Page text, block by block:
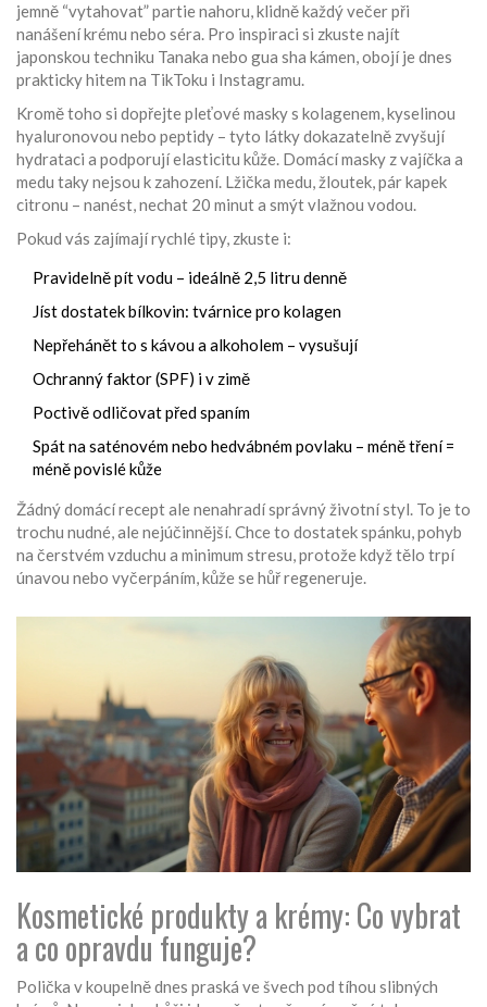
jemně “vytahovat” partie nahoru, klidně každý večer při
nanášení krému nebo séra. Pro inspiraci si zkuste najít
japonskou techniku Tanaka nebo gua sha kámen, obojí je dnes
prakticky hitem na TikToku i Instagramu.
Kromě toho si dopřejte pleťové masky s kolagenem, kyselinou
hyaluronovou nebo peptidy – tyto látky dokazatelně zvyšují
hydrataci a podporují elasticitu kůže. Domácí masky z vajíčka a
medu taky nejsou k zahození. Lžička medu, žloutek, pár kapek
citronu – nanést, nechat 20 minut a smýt vlažnou vodou.
Pokud vás zajímají rychlé tipy, zkuste i:
Pravidelně pít vodu – ideálně 2,5 litru denně
Jíst dostatek bílkovin: tvárnice pro kolagen
Nepřehánět to s kávou a alkoholem – vysušují
Ochranný faktor (SPF) i v zimě
Poctivě odličovat před spaním
Spát na saténovém nebo hedvábném povlaku – méně tření =
méně povislé kůže
Žádný domácí recept ale nenahradí správný životní styl. To je to
trochu nudné, ale nejúčinnější. Chce to dostatek spánku, pohyb
na čerstvém vzduchu a minimum stresu, protože když tělo trpí
únavou nebo vyčerpáním, kůže se hůř regeneruje.
Kosmetické produkty a krémy: Co vybrat
a co opravdu funguje?
Polička v koupelně dnes praská ve švech pod tíhou slibných